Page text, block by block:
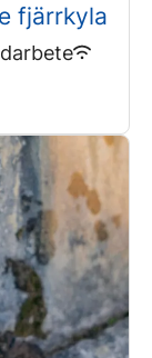
fjärrkyla